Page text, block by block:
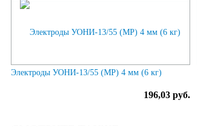
Электроды УОНИ-13/55 (МР) 4 мм (6 кг)
196,03 руб.